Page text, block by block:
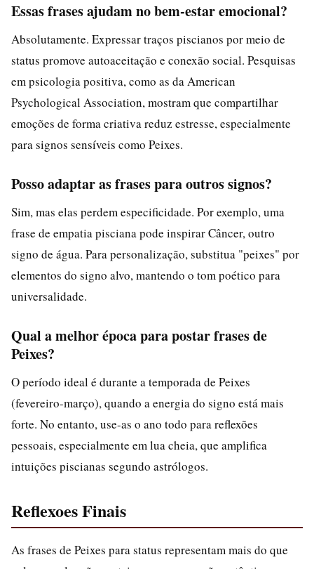
Essas frases ajudam no bem-estar emocional?
Absolutamente. Expressar traços piscianos por meio de
status promove autoaceitação e conexão social. Pesquisas
em psicologia positiva, como as da American
Psychological Association, mostram que compartilhar
emoções de forma criativa reduz estresse, especialmente
para signos sensíveis como Peixes.
Posso adaptar as frases para outros signos?
Sim, mas elas perdem especificidade. Por exemplo, uma
frase de empatia pisciana pode inspirar Câncer, outro
signo de água. Para personalização, substitua "peixes" por
elementos do signo alvo, mantendo o tom poético para
universalidade.
Qual a melhor época para postar frases de
Peixes?
O período ideal é durante a temporada de Peixes
(fevereiro-março), quando a energia do signo está mais
forte. No entanto, use-as o ano todo para reflexões
pessoais, especialmente em lua cheia, que amplifica
intuições piscianas segundo astrólogos.
Reflexoes Finais
As frases de Peixes para status representam mais do que